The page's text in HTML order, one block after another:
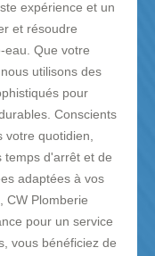
expérience et un
et résoudre
eau. Que votre
utilisons des
pour
Conscients
votre quotidien,
temps d'arrêt et de
adaptées à vos
CW Plomberie
pour un service
vous bénéficiez de